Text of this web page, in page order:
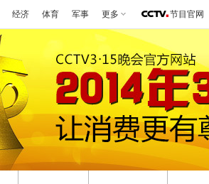
经济 体育 军事 更多 节目官网